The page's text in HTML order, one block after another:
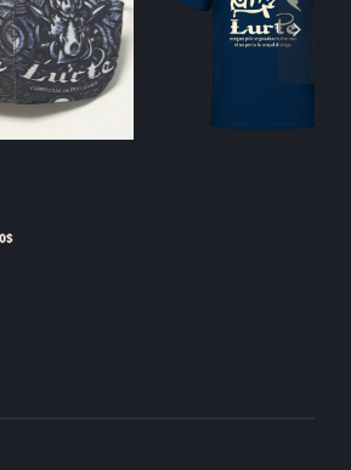
Moneda Jabalí